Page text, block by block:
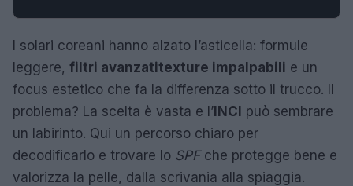
I solari coreani hanno alzato l’asticella: formule
leggere, filtri avanzatitexture impalpabili e un
focus estetico che fa la differenza sotto il trucco. Il
problema? La scelta è vasta e l’ INCI può sembrare
un labirinto. Qui un percorso chiaro per
decodificarlo e trovare lo SPFche protegge bene e
valorizza la pelle, dalla scrivania alla spiaggia.